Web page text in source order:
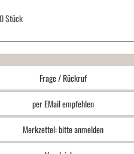
Stück
Frage / Rückruf
per EMail empfehlen
Merkzettel: bitte anmelden